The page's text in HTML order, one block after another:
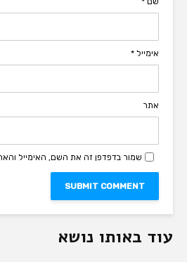
אימייל *
אתר
שמור בדפדפן זה את השם, האימייל
עוד באותו נושא